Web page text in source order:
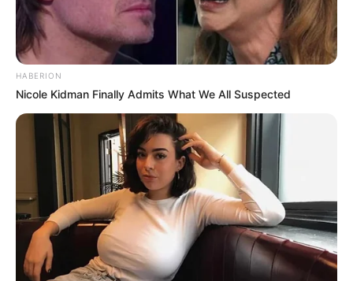
HABERION
Nicole Kidman Finally Admits What We All Suspected